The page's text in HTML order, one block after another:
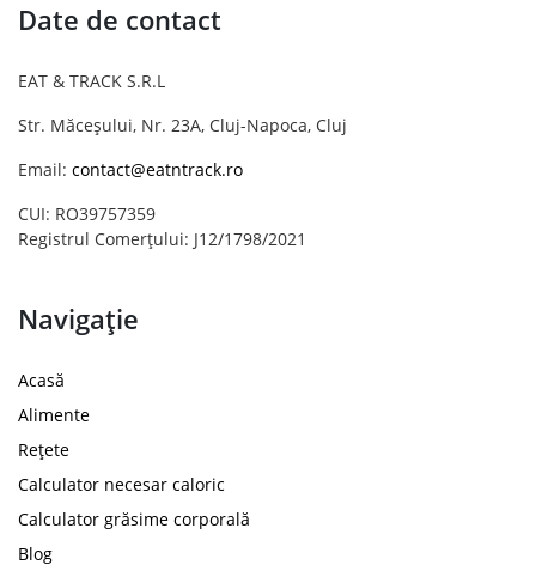
Date de contact
EAT & TRACK S.R.L
Str. Măceșului, Nr. 23A, Cluj-Napoca, Cluj
Email: contact@eatntrack.ro
CUI: RO39757359
Registrul Comerțului: J12/1798/2021
Navigație
Acasă
Alimente
Rețete
Calculator necesar caloric
Calculator grăsime corporală
Blog